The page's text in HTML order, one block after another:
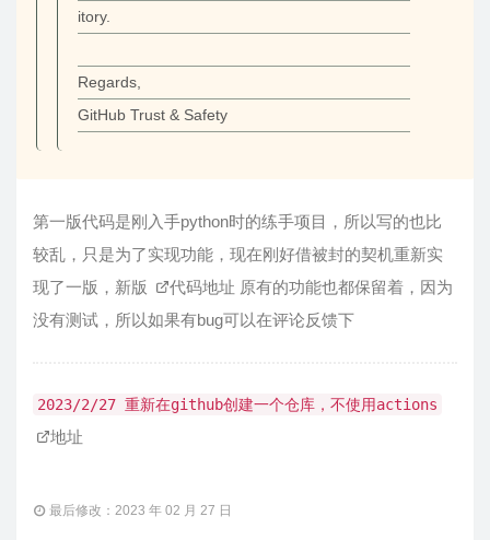
itory.
Regards,
GitHub Trust & Safety
第一版代码是刚入手python时的练手项目，所以写的也比
较乱，只是为了实现功能，现在刚好借被封的契机重新实
现了一版，新版
代码地址 原有的功能也都保留着，因为
没有测试，所以如果有bug可以在评论反馈下
2023/2/27 重新在github创建一个仓库，不使用actions
地址
最后修改：2023 年 02 月 27 日